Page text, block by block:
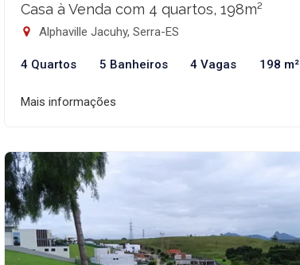
Casa à Venda com 4 quartos, 198m²
Alphaville Jacuhy, Serra-ES
4 Quartos 5 Banheiros 4 Vagas 198 m²
Mais informações